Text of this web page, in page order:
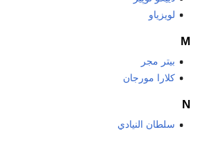
لويزياو
M
بيتر مجر
كلارا مورجان
N
سلطان النيادي